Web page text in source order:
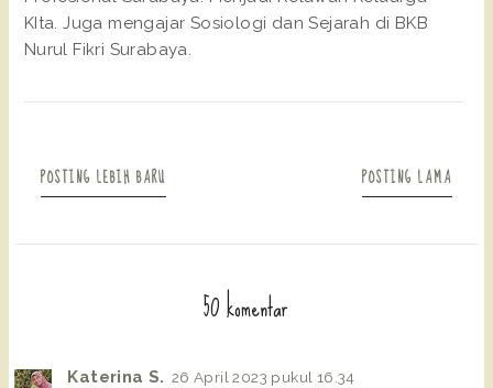
KIta. Juga mengajar Sosiologi dan Sejarah di BKB
Nurul Fikri Surabaya.
POSTING LEBIH BARU POSTING LAMA
50 komentar
Katerina S. 26 April 2023 pukul 16.34